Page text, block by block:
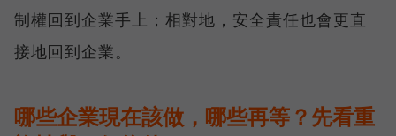
制權回到企業手上；相對地，安全責任也會更直
接地回到企業。
哪些企業現在該做，哪些再等？先看重